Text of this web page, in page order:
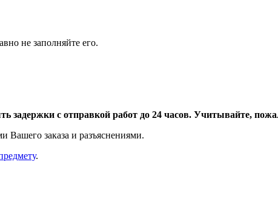
не заполняйте его.
задержки с отправкой работ до 24 часов. Учитывайте,
Вашего заказа и разъяснениями.
.